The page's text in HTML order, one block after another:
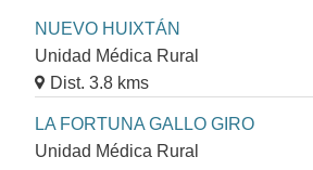
NUEVO HUIXTÁN
Unidad Médica Rural
Dist. 3.8 kms
LA FORTUNA GALLO GIRO
Unidad Médica Rural